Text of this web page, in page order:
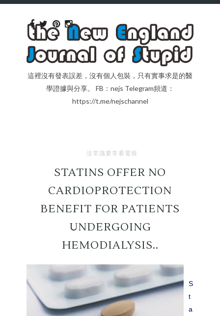
這裡沒有發表誤差，沒有個人包裝，只有實事求是的醫
學證據與分享。 FB：nejs Telegram頻道：
https://t.me/nejschannel
沒常識要常看電視
STATINS OFFER NO
CARDIOPROTECTION
BENEFIT FOR PATIENTS
UNDERGOING
HEMODIALYSIS..
S
t
a